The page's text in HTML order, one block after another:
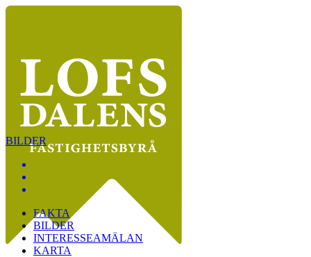
BILDER
FAKTA
BILDER
INTERESSEAMÄLAN
KARTA